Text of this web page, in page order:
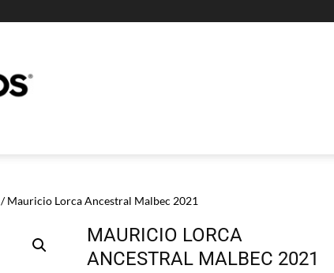
/ Mauricio Lorca Ancestral Malbec 2021
MAURICIO LORCA
ANCESTRAL MALBEC 2021